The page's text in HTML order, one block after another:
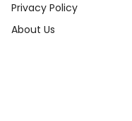
Privacy Policy
About Us